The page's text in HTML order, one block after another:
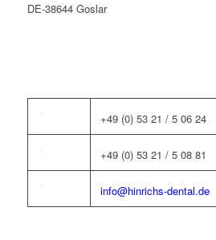
DE-38644 Goslar
+49 (0) 53 21 / 5 06 24
+49 (0) 53 21 / 5 08 81
info@hinrichs-dental.de